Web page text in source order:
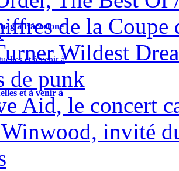
à Barcelone
et à venir à
de la Coupe
Wildest
de punk
Aid, le concert
Winwood, invité